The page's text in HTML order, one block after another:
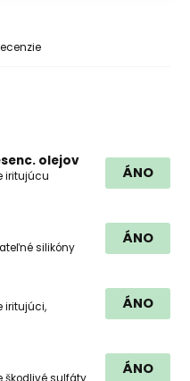
olejov
iritujúcu
ÁNO
silikóny
ÁNO
iritujúci,
ÁNO
škodlivé sulfáty
ÁNO